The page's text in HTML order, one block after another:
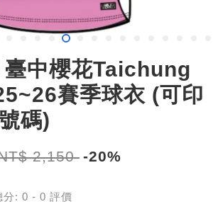
臺中櫻花Taichung
賽季球衣 (可印
碼)
2,150 -20%
分: 0 - 0 評價